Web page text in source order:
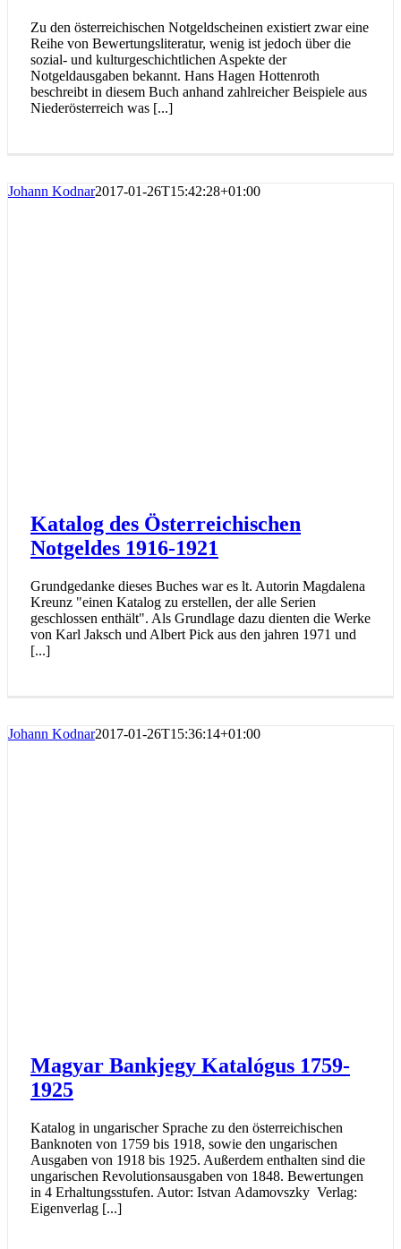
Zu den österreichischen Notgeldscheinen existiert zwar eine
Reihe von Bewertungsliteratur, wenig ist jedoch über die
sozial- und kulturgeschichtlichen Aspekte der
Notgeldausgaben bekannt. Hans Hagen Hottenroth
beschreibt in diesem Buch anhand zahlreicher Beispiele aus
Niederösterreich was [...]
Johann Kodnar2017-01-26T15:42:28+01:00
Katalog des Österreichischen
Notgeldes 1916-1921
Grundgedanke dieses Buches war es lt. Autorin Magdalena
Kreunz "einen Katalog zu erstellen, der alle Serien
geschlossen enthält". Als Grundlage dazu dienten die Werke
von Karl Jaksch und Albert Pick aus den jahren 1971 und
[...]
Johann Kodnar2017-01-26T15:36:14+01:00
Magyar Bankjegy Katalógus 1759-
1925
Katalog in ungarischer Sprache zu den österreichischen
Banknoten von 1759 bis 1918, sowie den ungarischen
Ausgaben von 1918 bis 1925. Außerdem enthalten sind die
ungarischen Revolutionsausgaben von 1848. Bewertungen
in 4 Erhaltungsstufen. Autor: Istvan Adamovszky Verlag:
Eigenverlag [...]